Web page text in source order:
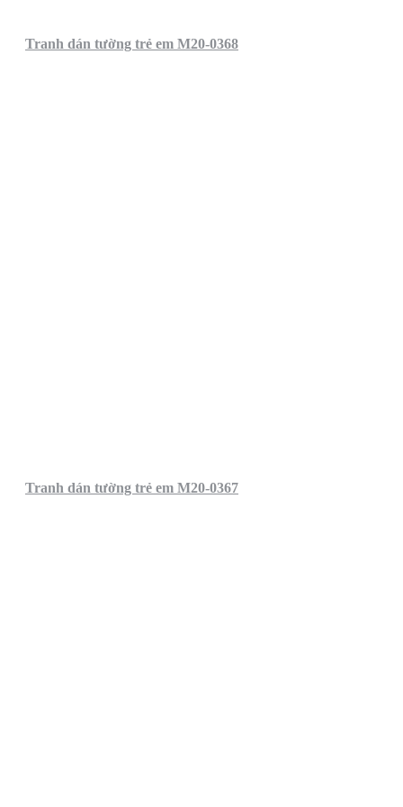
Tranh dán tường trẻ em M20-0368
Tranh dán tường trẻ em M20-0367